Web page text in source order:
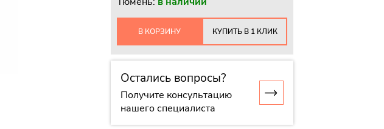
В КОРЗИНУ КУПИТЬ В 1 КЛИК
Остались вопросы?
Получите консультацию
нашего специалиста